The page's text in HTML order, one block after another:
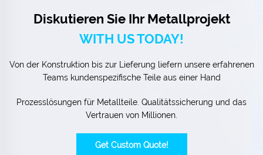
Diskutieren Sie Ihr Metallprojekt
WITH US TODAY!
Von der Konstruktion bis zur Lieferung liefern unsere erfahrenen
Teams kundenspezifische Teile aus einer Hand
Prozesslösungen für Metallteile. Qualitätssicherung und das
Vertrauen von Millionen.
Get Custom Quote!